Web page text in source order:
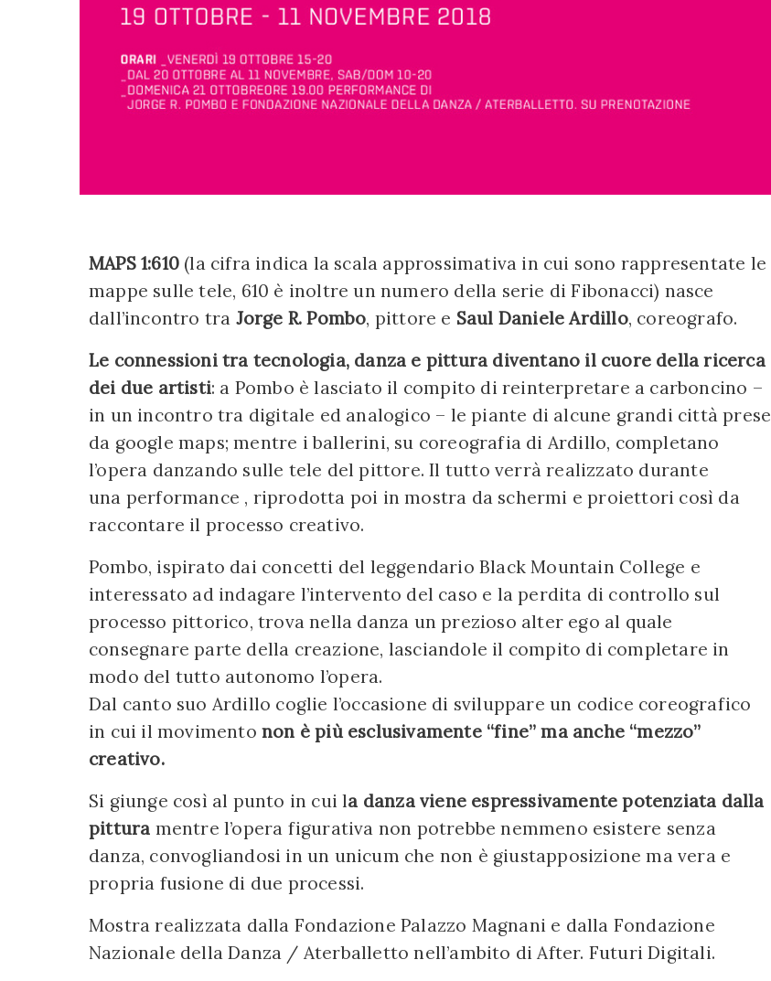
MAPS 1:610 (la cifra indica la scala approssimativa in cui sono rappresentate le
mappe sulle tele, 610 è inoltre un numero della serie di Fibonacci) nasce
dall’incontro tra Jorge R. Pombo, pittore e Saul Daniele Ardillo, coreografo.
Le connessioni tra tecnologia, danza e pittura diventano il cuore della ricerca
dei due artisti: a Pombo è lasciato il compito di reinterpretare a carboncino –
in un incontro tra digitale ed analogico – le piante di alcune grandi città prese
da google maps; mentre i ballerini, su coreografia di Ardillo, completano
l’opera danzando sulle tele del pittore. Il tutto verrà realizzato durante
una performance , riprodotta poi in mostra da schermi e proiettori così da
raccontare il processo creativo.
Pombo, ispirato dai concetti del leggendario Black Mountain College e
interessato ad indagare l’intervento del caso e la perdita di controllo sul
processo pittorico, trova nella danza un prezioso alter ego al quale
consegnare parte della creazione, lasciandole il compito di completare in
modo del tutto autonomo l’opera.
Dal canto suo Ardillo coglie l’occasione di sviluppare un codice coreografico
in cui il movimento non è più esclusivamente “fine” ma anche “mezzo”
creativo.
Si giunge così al punto in cui la danza viene espressivamente potenziata dalla
pittura mentre l’opera figurativa non potrebbe nemmeno esistere senza
danza, convogliandosi in un unicum che non è giustapposizione ma vera e
propria fusione di due processi.
Mostra realizzata dalla Fondazione Palazzo Magnani e dalla Fondazione
Nazionale della Danza / Aterballetto nell’ambito di After. Futuri Digitali.